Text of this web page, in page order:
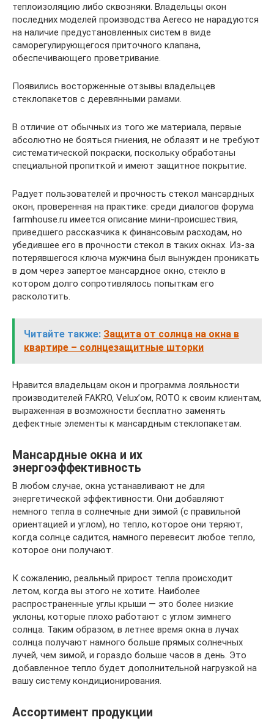
теплоизоляцию либо сквозняки. Владельцы окон
последних моделей производства Aereco не нарадуются
на наличие предустановленных систем в виде
саморегулирующегося приточного клапана,
обеспечивающего проветривание.
Появились восторженные отзывы владельцев
стеклопакетов с деревянными рамами.
В отличие от обычных из того же материала, первые
абсолютно не бояться гниения, не облазят и не требуют
систематической покраски, поскольку обработаны
специальной пропиткой и имеют защитное покрытие.
Радует пользователей и прочность стекол мансардных
окон, проверенная на практике: среди диалогов форума
farmhouse.ru имеется описание мини-происшествия,
приведшего рассказчика к финансовым расходам, но
убедившее его в прочности стекол в таких окнах. Из-за
потерявшегося ключа мужчина был вынужден проникать
в дом через запертое мансардное окно, стекло в
котором долго сопротивлялось попыткам его
расколотить.
Читайте также: Защита от солнца на окна в
квартире – солнцезащитные шторки
Нравится владельцам окон и программа лояльности
производителей FAKRO, Velux’ом, ROTO к своим клиентам,
выраженная в возможности бесплатно заменять
дефектные элементы к мансардным стеклопакетам.
Мансардные окна и их
энергоэффективность
В любом случае, окна устанавливают не для
энергетической эффективности. Они добавляют
немного тепла в солнечные дни зимой (с правильной
ориентацией и углом), но тепло, которое они теряют,
когда солнце садится, намного перевесит любое тепло,
которое они получают.
К сожалению, реальный прирост тепла происходит
летом, когда вы этого не хотите. Наиболее
распространенные углы крыши — это более низкие
уклоны, которые плохо работают с углом зимнего
солнца. Таким образом, в летнее время окна в лучах
солнца получают намного больше прямых солнечных
лучей, чем зимой, и гораздо больше часов в день. Это
добавленное тепло будет дополнительной нагрузкой на
вашу систему кондиционирования.
Ассортимент продукции